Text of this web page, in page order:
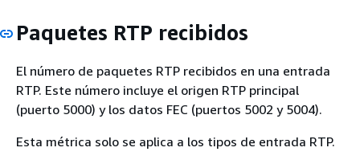
Paquetes RTP recibidos
El número de paquetes RTP recibidos en una entrada
RTP. Este número incluye el origen RTP principal
(puerto 5000) y los datos FEC (puertos 5002 y 5004).
Esta métrica solo se aplica a los tipos de entrada RTP.